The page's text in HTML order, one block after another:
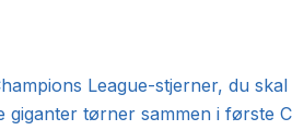
League-stjerner, du
giganter tørner sammen i første